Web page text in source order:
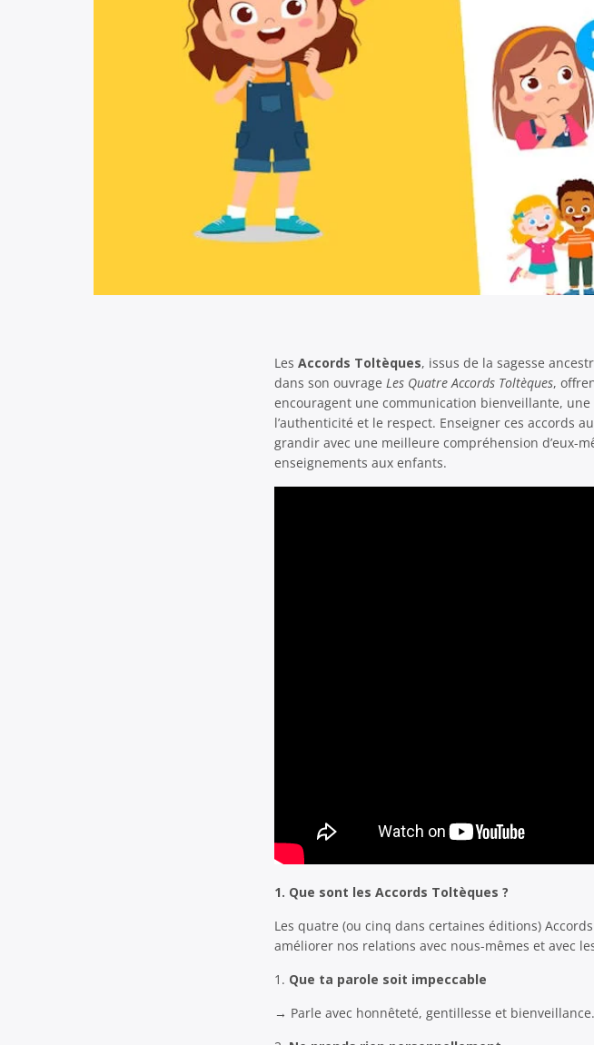
Les Accords Toltèques, issus de la sagesse
dans son ouvrage Les Quatre Accords Toltèques,
encouragent une communication bienveillante,
l’authenticité et le respect. Enseigner ces accords
grandir avec une meilleure compréhension d’eux-
enseignements aux enfants.
1. Que sont les Accords Toltèques ?
Les quatre (ou cinq dans certaines éditions)
améliorer nos relations avec nous-mêmes et avec
1. Que ta parole soit impeccable
→ Parle avec honnêteté, gentillesse et bienveillance.